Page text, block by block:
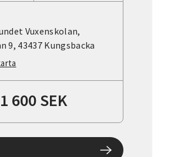
Vuxenskolan,
9, 43437 Kungsbacka
1 600 SEK